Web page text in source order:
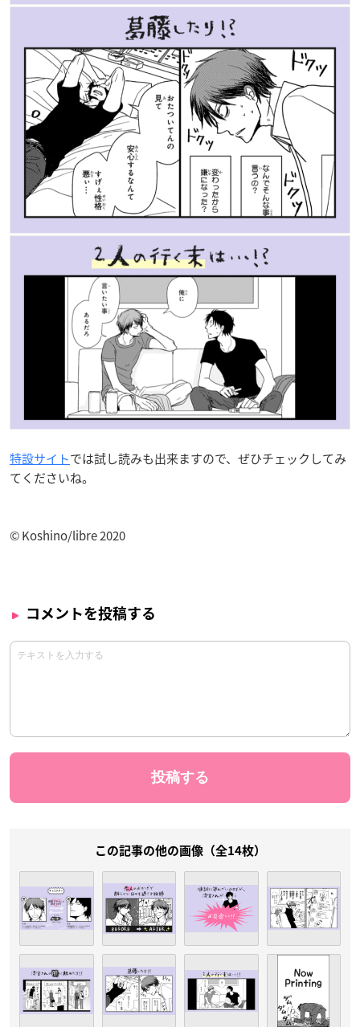
特設サイトでは試し読みも出来ますので、ぜひチェックしてみ
てくださいね。
© Koshino/libre 2020
コメントを投稿する
この記事の他の画像（全14枚）